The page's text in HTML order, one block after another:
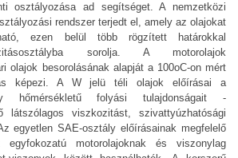
osztályozása ad segítséget. A nemzetközi
rendszer terjedt el, amely az olajokat
ezen belül több rögzített határokkal
osztályba sorolja. A motorolajok
olajok besorolásának alapját a 100oC-on mért
képezi. A W jelü téli olajok előírásai a
hőmérsékletű folyási tulajdonságait -
látszólagos viszkozitást, szivattyúzhatósági
egyetlen SAE-osztály előírásainak megfelelő
egyfokozatú motorolajoknak és viszonylag